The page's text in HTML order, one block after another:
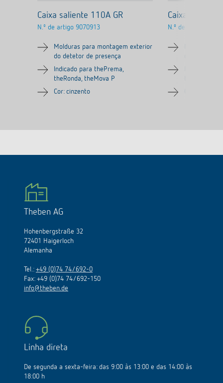
Caixa saliente 110A GR
N.º de artigo 9070913
Molduras para montagem exterior
do detetor de presença
Indicado para thePrema,
theRonda, theMova P
Cor: cinzento
Caixa saliente
N.º de artigo
Theben AG
Hohenbergstraße 32
72401 Haigerloch
Alemanha
Tel.: +49 (0)74 74/692-0
Fax: +49 (0)74 74/692-150
info@theben.de
Linha direta
De segunda a sexta-feira: das 9:00 às 13:00 e das 14:00 às
18:00 h